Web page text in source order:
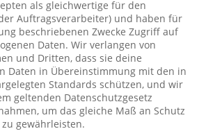
als gleichwertige für den
Auftragsverarbeiter) und haben für
beschriebenen Zwecke Zugriff auf
Daten. Wir verlangen von
und Dritten, dass sie deine
Daten in Übereinstimmung mit den in
Standards schützen, und wir
geltenden Datenschutzgesetz
um das gleiche Maß an Schutz
gewährleisten.